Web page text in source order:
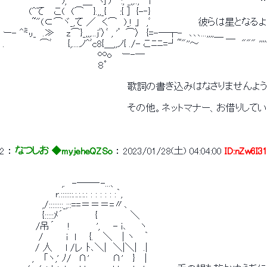
(^て　 こ(　(⌒　 }.,,_{　　:{ ]　{-‐}　　　　　　　　　　　　　 　 　 　
~"(⊂⌒ヾ_,て ／　く⌒　)_! 」　,ﾞ　 　 　 　 　 彼らは星となるよ
ー- ^㍉_　.≫ 　 z⌒}_,,,...jﾞ〉ﾞ , '゜ ⌒〉　{=-―┬-　､､､...,,,,＿ 　　　　　
.　　 　 　 ⌒ﾞ　　 {,....ノ^ﾞc8{＿,,ノ{ ./- こﾆﾆ=┘~"''～　　　　￣
∞o　 ー-―　　　　　　　　　　　　　　　　　　　　　　
８ﾟ
歌詞の書き込みはなさりませんよう、ご注
その他。ネットマナー、お借りしている狐板さ
2 ： なつしお ◆myjeheQZSo ： 2023/01/28(土) 04:04:00
,.　-――‐-...、
r.:::::::.:.:.:.: : : : : : :｀,
,/::::::::_;::==＝＝＝=〃､
{:::::ﾒ´　 　 　　{　　　　　＼
/吊´　　!　　　　',　　- i､　　ヽ
/　 　　i　l　　{.　 ＼　 | ヽ　 ｀
/ 人　　l /レ ﾄ､＼|　＼|＼|　.|
,　 「ヽ,' ﾉ/　∩'　 　　∩'　 }　 |